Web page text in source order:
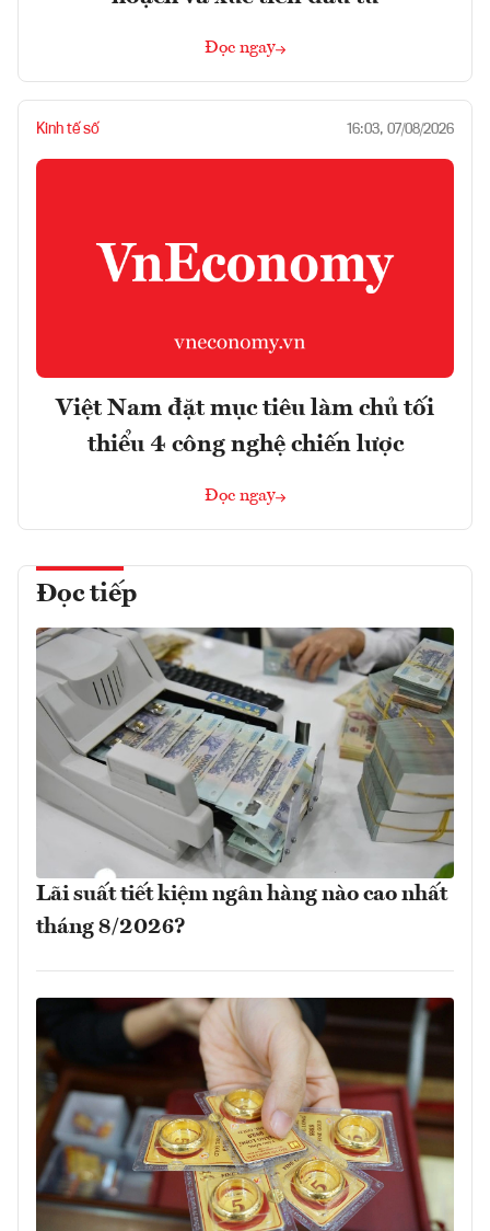
Đọc ngay
Kinh tế số 16:03, 07/08/2026
Việt Nam đặt mục tiêu làm chủ tối
thiểu 4 công nghệ chiến lược
Đọc ngay
Đọc tiếp
Lãi suất tiết kiệm ngân hàng nào cao nhất
tháng 8/2026?